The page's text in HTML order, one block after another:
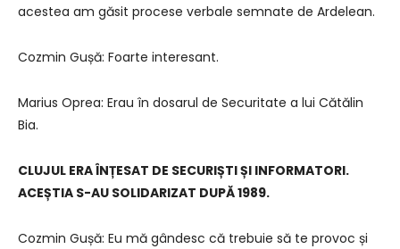
acestea am găsit procese verbale semnate de Ardelean.
Cozmin Gușă: Foarte interesant.
Marius Oprea: Erau în dosarul de Securitate a lui Cătălin
Bia.
CLUJUL ERA ÎNȚESAT DE SECURIȘTI ȘI INFORMATORI.
ACEȘTIA S-AU SOLIDARIZAT DUPĂ 1989.
Cozmin Gușă: Eu mă gândesc că trebuie să te provoc și